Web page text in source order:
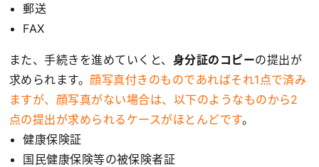
郵送
FAX
また、手続きを進めていくと、 身分証のコピーの提出が
求められます。 顔写真付きのものであればそれ1点で済み
ますが、顔写真がない場合は、以下のようなものから2
点の提出が求められるケースがほとんどです。
健康保険証
国民健康保険等の被保険者証